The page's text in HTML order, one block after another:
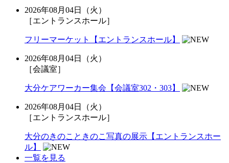
2026年08月04日（火）
［エントランスホール］
フリーマーケット【エントランスホール】
2026年08月04日（火）
［会議室］
大分ケアワーカー集会【会議室302・303】
2026年08月04日（火）
［エントランスホール］
大分のきのこときのこ写真の展示【エントランスホー
ル】
一覧を見る